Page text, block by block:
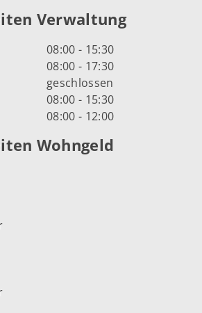
Verwaltung
08:00 - 15:30
08:00 - 17:30
geschlossen
08:00 - 15:30
08:00 - 12:00
Wohngeld